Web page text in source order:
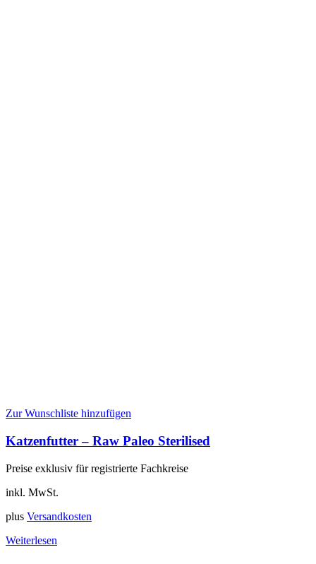
Zur Wunschliste hinzufügen
Katzenfutter – Raw Paleo Sterilised
Preise exklusiv für registrierte Fachkreise
inkl. MwSt.
plus Versandkosten
Weiterlesen